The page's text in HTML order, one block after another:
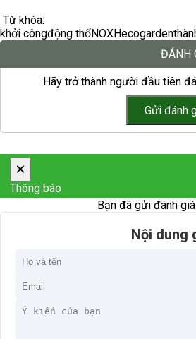
Từ khóa:
khởi côngđộng thổNOXHecogarden
ĐÁNH
Hãy trở thành người đầu tiên
×
Thông báo
Bạn đã gửi đánh
Nội dung